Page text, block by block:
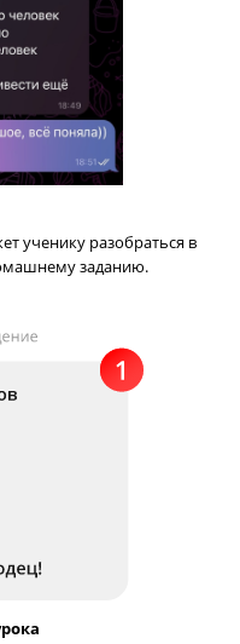
7
ученику
домашнему заданию.